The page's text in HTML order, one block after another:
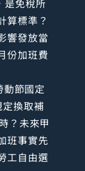
是免稅所
算標準？
響發放當
份加班費
節國定
換取補
？未來甲
班事實先
工自由選